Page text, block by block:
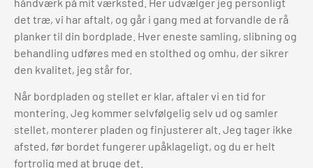
det træ, vi har aftalt, og går i gang med at forvandle de rå
planker til din bordplade. Hver eneste samling, slibning og
behandling udføres med en stolthed og omhu, der sikrer
den kvalitet, jeg står for.
Når bordpladen og stellet er klar, aftaler vi en tid for
montering. Jeg kommer selvfølgelig selv ud og samler
stellet, monterer pladen og finjusterer alt. Jeg tager ikke
afsted, før bordet fungerer upåklageligt, og du er helt
fortrolig med at bruge det.